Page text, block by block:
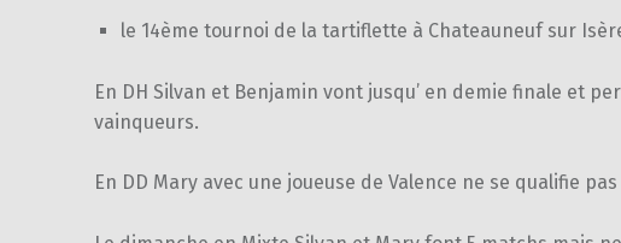
le 14ème tournoi de la tartiflette à Chateauneuf sur
En DH Silvan et Benjamin vont jusqu’ en demie finale et
vainqueurs.
En DD Mary avec une joueuse de Valence ne se qualifie